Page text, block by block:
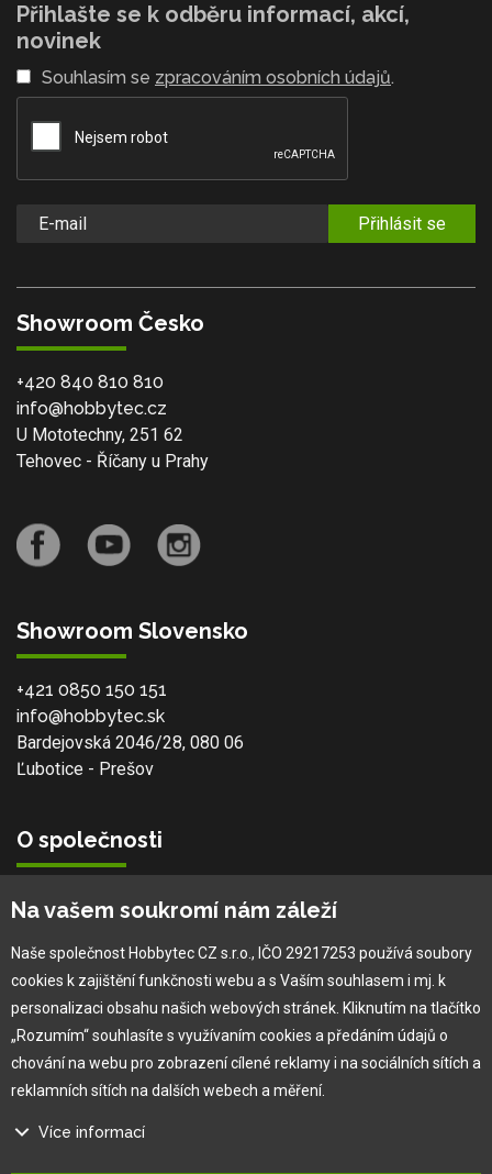
Přihlašte se k odběru informací, akcí,
novinek
Souhlasím se zpracováním osobních údajů.
Přihlásit se
Showroom Česko
+420 840 810 810
info@hobbytec.cz
U Mototechny, 251 62
Tehovec - Říčany u Prahy
Showroom Slovensko
+421 0850 150 151
info@hobbytec.sk
Bardejovská 2046/28, 080 06
Ľubotice - Prešov
O společnosti
Vlastní výroba
Náš tým
O nás
Pro zákazníka
Obchodní podmínky
Jak na reklamaci
Na vašem soukromí nám záleží
Naše společnost Hobbytec CZ s.r.o., IČO 29217253 používá soubory
cookies k zajištění funkčnosti webu a s Vaším souhlasem i mj. k
personalizaci obsahu našich webových stránek. Kliknutím na tlačítko
„Rozumím“ souhlasíte s využívaním cookies a předáním údajů o
chování na webu pro zobrazení cílené reklamy i na sociálních sítích a
reklamních sítích na dalších webech a měření.
Více informací